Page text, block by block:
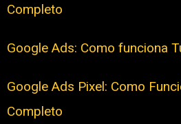
Completo
Google Ads: Como funciona
Google Ads Pixel: Como
Completo